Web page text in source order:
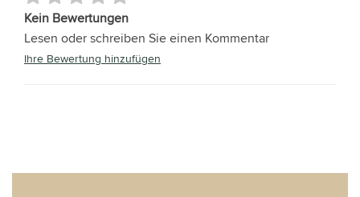
Kein Bewertungen
Lesen oder schreiben Sie einen Kommentar
Ihre Bewertung hinzufügen